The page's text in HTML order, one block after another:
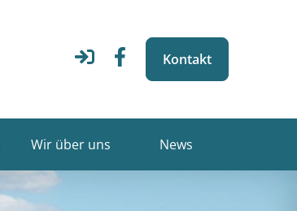
Kontakt
Wir über uns News